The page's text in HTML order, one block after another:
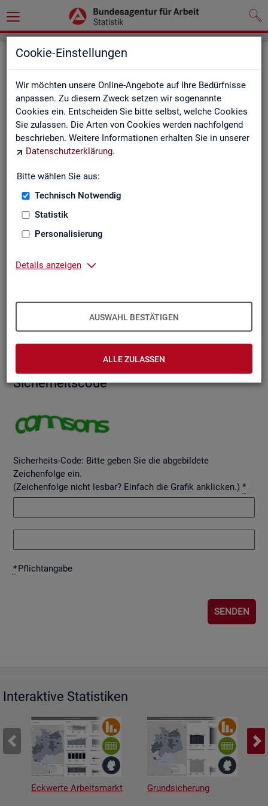
Cookie-Einstellungen
Wir möchten unsere Online-Angebote auf Ihre Bedürfnisse
anpassen. Zu diesem Zweck setzen wir sogenannte
Cookies ein. Entscheiden Sie bitte selbst, welche Cookies
Sie zulassen. Die Arten von Cookies werden nachfolgend
beschrieben. Weitere Informationen erhalten Sie in unserer
Datenschutzerklärung.
Bitte wählen Sie aus:
Technisch Notwendig
Statistik
Personalisierung
Details anzeigen
AUSWAHL BESTÄTIGEN
ALLE ZULASSEN
Seite emp­feh­len
Fel­der mit einem * sind Pflicht­fel­der und müs­sen aus­ge­füllt
wer­den
Ihre An­ga­ben
Empfänger*
Si­cher­heits­code
Sicherheits-Code: Bitte geben Sie die abgebildete
Zeichenfolge ein.
(Zeichenfolge nicht lesbar? Einfach die Grafik anklicken.) *
*Pflicht­an­ga­be
Interaktive Statistiken
Eckwerte Arbeitsmarkt Grundsicherung